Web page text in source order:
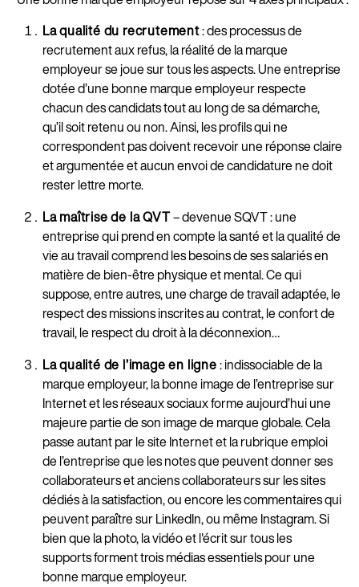
La qualité du recrutement: des processus de
recrutement aux refus, la réalité de la marque
employeur se joue sur tous les aspects. Une entreprise
dotée d’une bonne marque employeur respecte
chacun des candidats tout au long de sa démarche,
qu’il soit retenu ou non. Ainsi, les profils qui ne
correspondent pas doivent recevoir une réponse claire
et argumentée et aucun envoi de candidature ne doit
rester lettre morte.
La maîtrise de la QVT– devenue SQVT : une
entreprise qui prend en compte la santé et la qualité de
vie au travail comprend les besoins de ses salariés en
matière de bien-être physique et mental. Ce qui
suppose, entre autres, une charge de travail adaptée, le
respect des missions inscrites au contrat, le confort de
travail, le respect du droit à la déconnexion…
La qualité de l’image en ligne: indissociable de la
marque employeur, la bonne image de l’entreprise sur
Internet et les réseaux sociaux forme aujourd’hui une
majeure partie de son image de marque globale. Cela
passe autant par le site Internet et la rubrique emploi
de l’entreprise que les notes que peuvent donner ses
collaborateurs et anciens collaborateurs sur les sites
dédiés à la satisfaction, ou encore les commentaires qui
peuvent paraître sur LinkedIn, ou même Instagram. Si
bien que la photo, la vidéo et l'écrit sur tous les
supports forment trois médias essentiels pour une
bonne marque employeur.